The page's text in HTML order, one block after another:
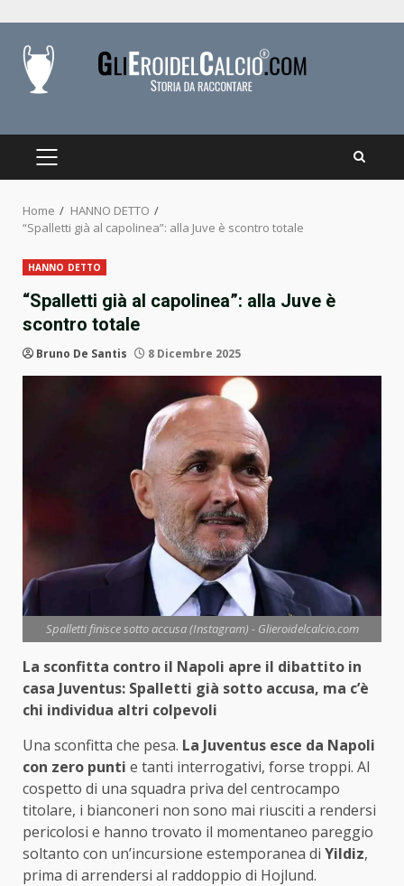
content
PRIMARY
Home
HANNO DETTO
“Spalletti già al capolinea”: alla Juve è scontro totale
HANNO DETTO
“Spalletti già al capolinea”: alla Juve è
scontro totale
Bruno De Santis 8 Dicembre 2025
Spalletti finisce sotto accusa (Instagram) - Glieroidelcalcio.com
La sconfitta contro il Napoli apre il dibattito in
casa Juventus: Spalletti già sotto accusa, ma c’è
chi individua altri colpevoli
Una sconfitta che pesa. La Juventus esce da Napoli
con zero punti e tanti interrogativi, forse troppi. Al
cospetto di una squadra priva del centrocampo
titolare, i bianconeri non sono mai riusciti a rendersi
pericolosi e hanno trovato il momentaneo pareggio
soltanto con un’incursione estemporanea di Yildiz,
prima di arrendersi al raddoppio di Hojlund.